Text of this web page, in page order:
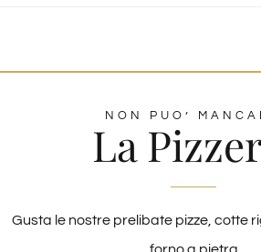
NON PUO’
La
Gusta le nostre prelibate pizze, cotte
forno a pietra